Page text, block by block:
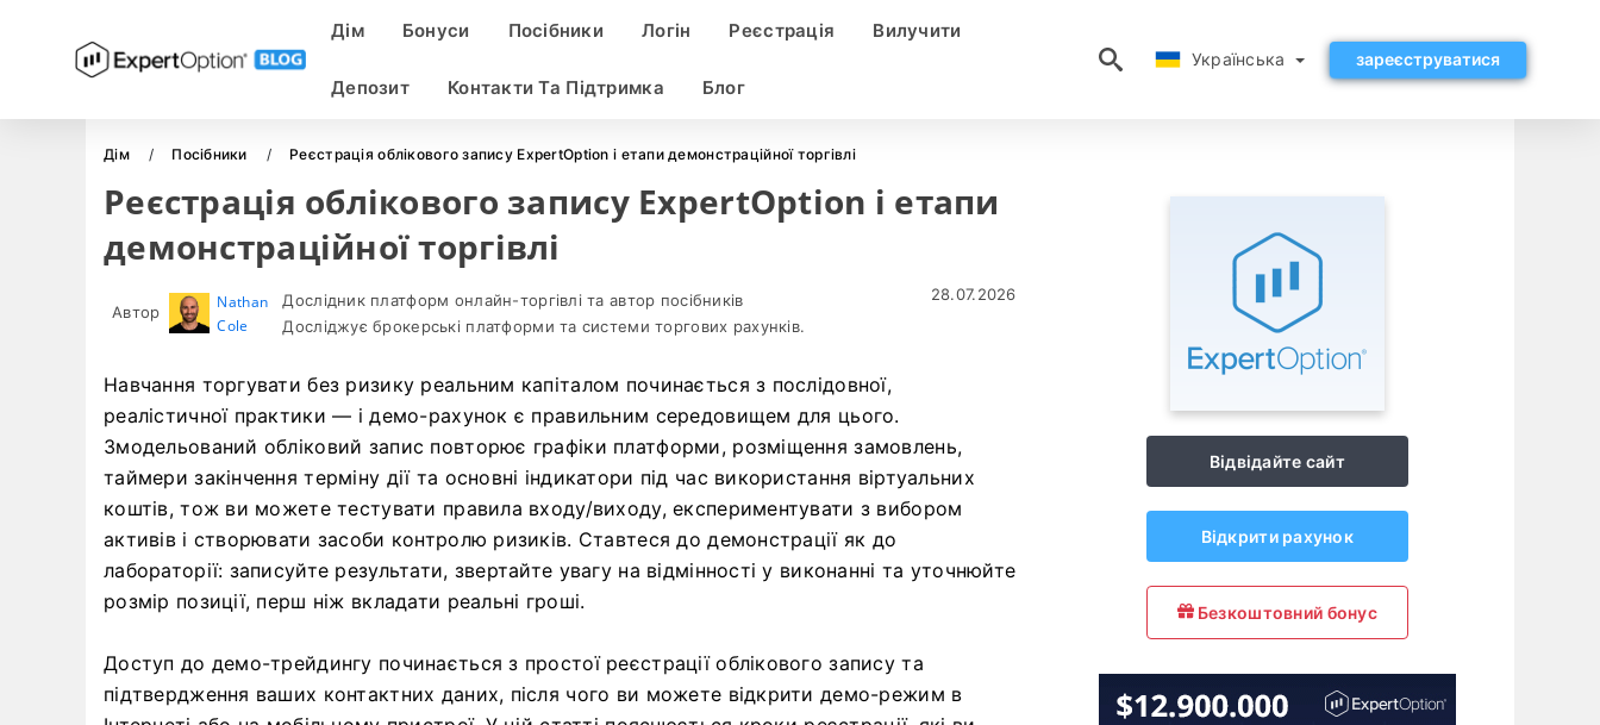
Дім Бонуси Посібники Логін Реєстрація Вилучити
Депозит Контакти Та Підтримка Блог
Українська зареєструватися
Дім Посібники Реєстрація облікового запису ExpertOption і етапи демонстраційної торгівлі
Реєстрація облікового запису ExpertOption і етапи
демонстраційної торгівлі
Автор
Nathan
Cole
Дослідник платформ онлайн-торгівлі та автор посібників
Досліджує брокерські платформи та системи торгових рахунків.
28.07.2026
Навчання торгувати без ризику реальним капіталом починається з послідовної,
реалістичної практики — і демо-рахунок є правильним середовищем для цього.
Змодельований обліковий запис повторює графіки платформи, розміщення замовлень,
таймери закінчення терміну дії та основні індикатори під час використання віртуальних
коштів, тож ви можете тестувати правила входу/виходу, експериментувати з вибором
активів і створювати засоби контролю ризиків. Ставтеся до демонстрації як до
лабораторії: записуйте результати, звертайте увагу на відмінності у виконанні та уточнюйте
розмір позиції, перш ніж вкладати реальні гроші.
Доступ до демо-трейдингу починається з простої реєстрації облікового запису та
підтвердження ваших контактних даних, після чого ви можете відкрити демо-режим в
Відвідайте сайт
Відкрити рахунок
Безкоштовний бонус